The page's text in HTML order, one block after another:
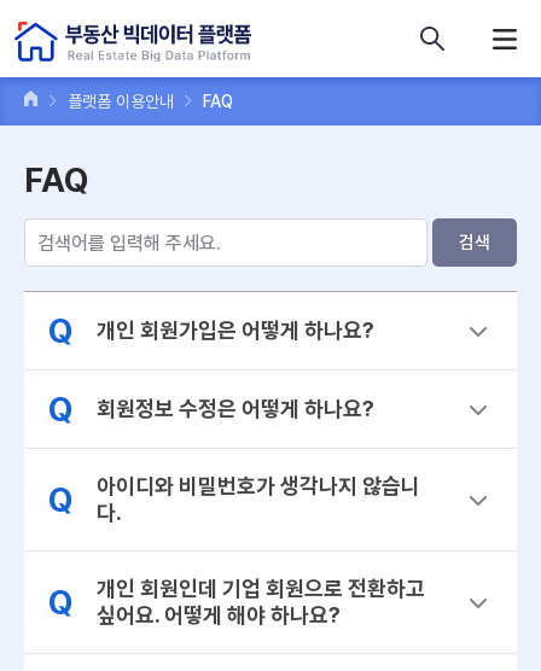
플랫폼 이용안내 FAQ
FAQ
검색
Q 개인 회원가입은 어떻게 하나요?
Q 회원정보 수정은 어떻게 하나요?
Q
아이디와 비밀번호가 생각나지 않습니
다.
Q
개인 회원인데 기업 회원으로 전환하고
싶어요. 어떻게 해야 하나요?